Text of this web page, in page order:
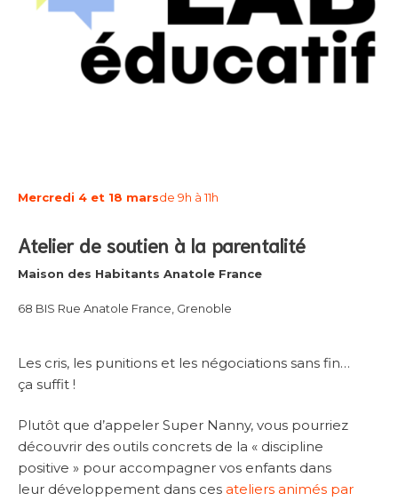
Mercredi 4 et 18 marsde 9h à 11h
Atelier de soutien à la parentalité
Maison des Habitants Anatole France
68 BIS Rue Anatole France, Grenoble
Les cris, les punitions et les négociations sans fin…
ça suffit !
Plutôt que d’appeler Super Nanny, vous pourriez
découvrir des outils concrets de la « discipline
positive » pour accompagner vos enfants dans
leur développement dans ces ateliers animés par